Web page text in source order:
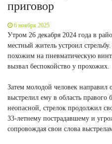
приговор
6 ноября 2025
Утром 26 декабря 2024 года в
местный житель устроил
похожим на пневматическую
вызвал беспокойство у прохожих.
Затем молодой человек направил
выстрелил ему в область правого
неопасной, стрелок продолжил
33-летнему пострадавшему и
сопровождая свои слова